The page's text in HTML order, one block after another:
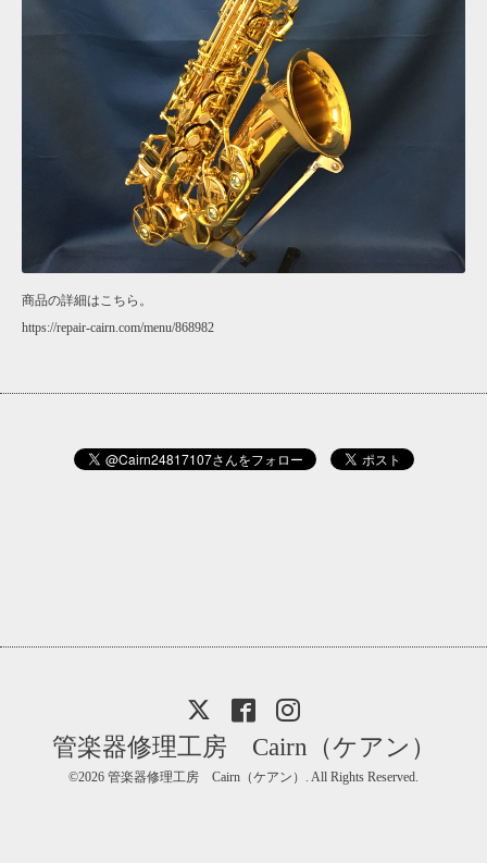
商品の詳細はこちら。
https://repair-cairn.com/menu/868982
管楽器修理工房 Cairn（ケアン）
©2026 管楽器修理工房 Cairn（ケアン） . All Rights Reserved.